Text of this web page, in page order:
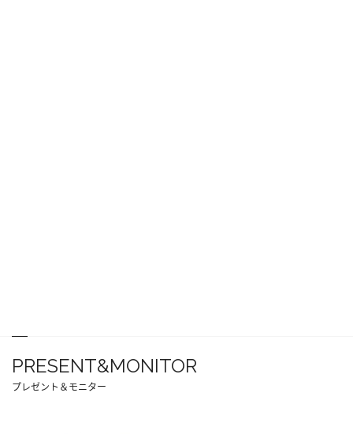
PRESENT&MONITOR
プレゼント＆モニター